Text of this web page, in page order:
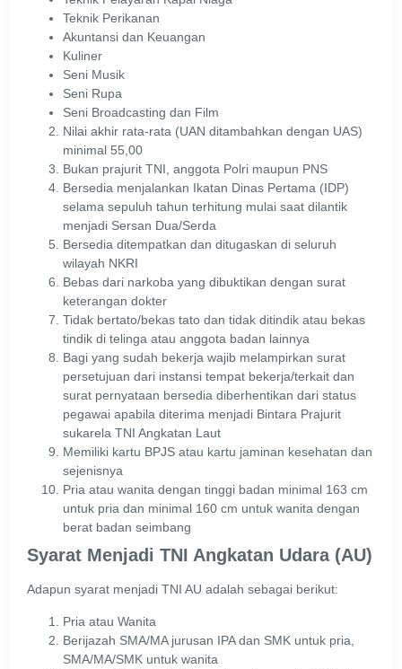
Teknik Perikanan
Akuntansi dan Keuangan
Kuliner
Seni Musik
Seni Rupa
Seni Broadcasting dan Film
Nilai akhir rata-rata (UAN ditambahkan dengan UAS)
minimal 55,00
Bukan prajurit TNI, anggota Polri maupun PNS
Bersedia menjalankan Ikatan Dinas Pertama (IDP)
selama sepuluh tahun terhitung mulai saat dilantik
menjadi Sersan Dua/Serda
Bersedia ditempatkan dan ditugaskan di seluruh
wilayah NKRI
Bebas dari narkoba yang dibuktikan dengan surat
keterangan dokter
Tidak bertato/bekas tato dan tidak ditindik atau bekas
tindik di telinga atau anggota badan lainnya
Bagi yang sudah bekerja wajib melampirkan surat
persetujuan dari instansi tempat bekerja/terkait dan
surat pernyataan bersedia diberhentikan dari status
pegawai apabila diterima menjadi Bintara Prajurit
sukarela TNI Angkatan Laut
Memiliki kartu BPJS atau kartu jaminan kesehatan dan
sejenisnya
Pria atau wanita dengan tinggi badan minimal 163 cm
untuk pria dan minimal 160 cm untuk wanita dengan
berat badan seimbang
Syarat Menjadi TNI Angkatan Udara (AU)
Adapun syarat menjadi TNI AU adalah sebagai berikut:
Pria atau Wanita
Berijazah SMA/MA jurusan IPA dan SMK untuk pria,
SMA/MA/SMK untuk wanita